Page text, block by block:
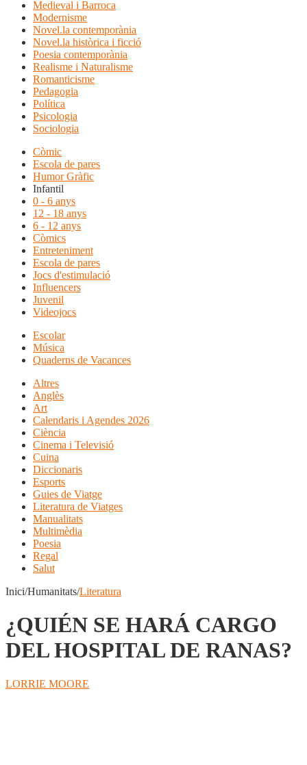
Medieval i Barroca
Modernisme
Novel.la contemporània
Novel.la històrica i ficció
Poesia contemporània
Realisme i Naturalisme
Romanticisme
Pedagogia
Política
Psicologia
Sociologia
Còmic
Escola de pares
Humor Gràfic
Infantil
0 - 6 anys
12 - 18 anys
6 - 12 anys
Còmics
Entreteniment
Escola de pares
Jocs d'estimulació
Influencers
Juvenil
Videojocs
Escolar
Música
Quaderns de Vacances
Altres
Anglès
Art
Calendaris i Agendes 2026
Ciència
Cinema i Televisió
Cuina
Diccionaris
Esports
Guies de Viatge
Literatura de Viatges
Manualitats
Multimèdia
Poesia
Regal
Salut
Inici/Humanitats/Literatura
¿QUIÉN SE HARÁ CARGO
DEL HOSPITAL DE RANAS?
LORRIE MOORE